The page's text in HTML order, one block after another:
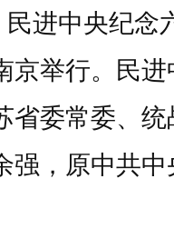
中央纪念
京举行。民
省委常委、
强，原中共